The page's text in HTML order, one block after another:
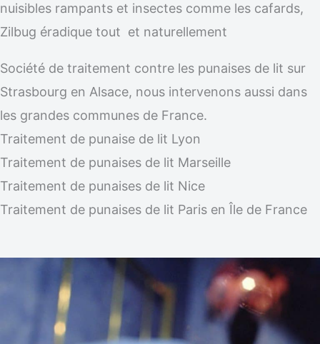
nuisibles rampants et insectes comme les cafards,
Zilbug éradique tout et naturellement
Société de traitement contre les punaises de lit sur
Strasbourg en Alsace, nous intervenons aussi dans
les grandes communes de France.
Traitement de punaise de lit Lyon
Traitement de punaises de lit Marseille
Traitement de punaises de lit Nice
Traitement de punaises de lit Paris en Île de France